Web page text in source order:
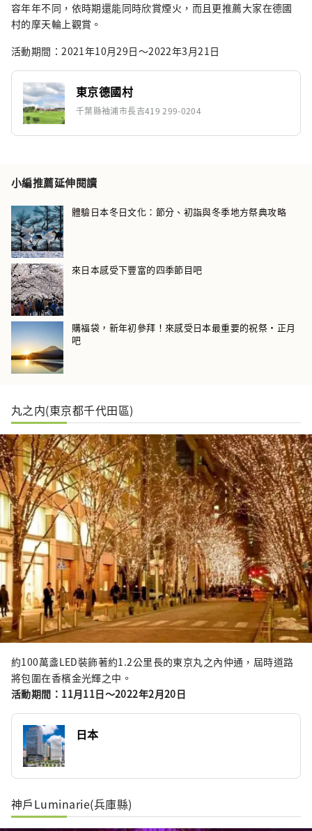
容年年不同，依時期還能同時欣賞煙火，而且更推薦大家在德國
村的摩天輪上觀賞。
活動期間：2021年10月29日～2022年3月21日
東京德國村
千葉縣袖浦市長吉419 299-0204
小編推薦延伸閱讀
體驗日本冬日文化：節分、初詣與冬季地方祭典攻略
來日本感受下豐富的四季節目吧
購福袋，新年初參拜！來感受日本最重要的祝祭・正月
吧
丸之内(東京都千代田區)
約100萬盞LED裝飾著約1.2公里長的東京丸之內仲通，屆時道路
將包圍在香檳金光輝之中。
活動期間：11月11日～2022年2月20日
日本
神戶Luminarie(兵庫縣)